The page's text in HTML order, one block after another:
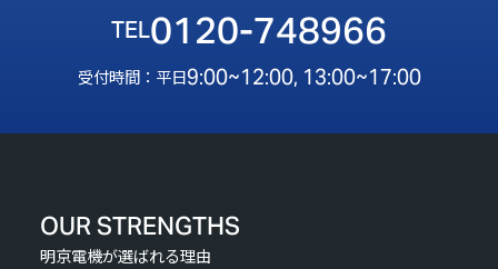
0120-748966
受付時間：平日9:00~12:00, 13:00~17:00
OUR STRENGTHS
明京電機が選ばれる理由